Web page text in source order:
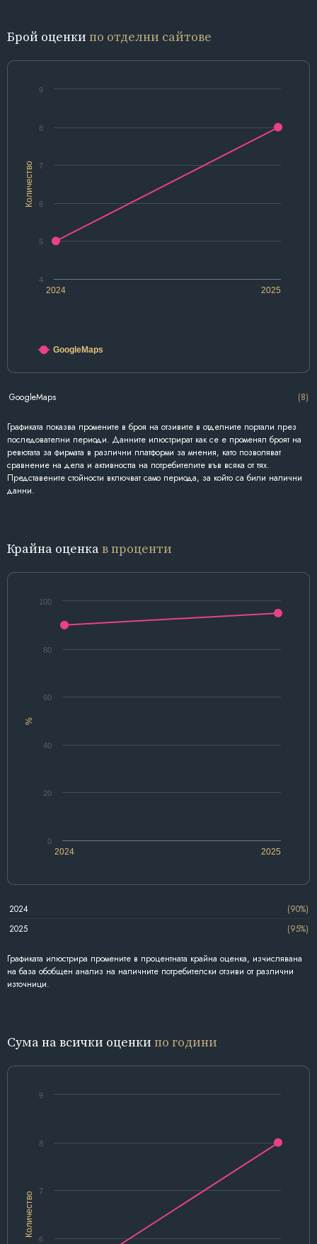
Брой оценки по отделни сайтове
Количество
2024 2025
4
5
6
7
8
9
GoogleMaps
GoogleMaps (8)
Графиката показва промените в броя на отзивите в отделните портали през
последователни периоди. Данните илюстрират как се е променял броят на
ревютата за фирмата в различни платформи за мнения, като позволяват
сравнение на дела и активността на потребителите във всяка от тях.
Представените стойности включват само периода, за който са били налични
данни.
Крайна оценкав проценти
%
2024 2025
0
20
40
60
80
100
2024
(90%)
2025
(95%)
Графиката илюстрира промените в процентната крайна оценка, изчислявана
на база обобщен анализ на наличните потребителски отзиви от различни
източници.
Сума на всички оценки по години
Количество
6
7
8
9